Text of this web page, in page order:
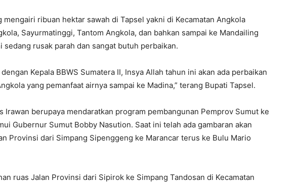
mengairi ribuan hektar sawah di Tapsel yakni di Kecamatan Angkola
Sayurmatinggi, Tantom Angkola, dan bahkan sampai ke Mandailing
sedang rusak parah dan sangat butuh perbaikan.
Kepala BBWS Sumatera II, Insya Allah tahun ini akan ada perbaikan
yang pemanfaat airnya sampai ke Madina,” terang Bupati Tapsel.
Irawan berupaya mendaratkan program pembangunan Pemprov Sumut ke
Gubernur Sumut Bobby Nasution. Saat ini telah ada gambaran akan
Provinsi dari Simpang Sipenggeng ke Marancar terus ke Bulu Mario
ruas Jalan Provinsi dari Sipirok ke Simpang Tandosan di Kecamatan